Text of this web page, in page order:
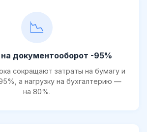
📉
документооборот -95%
сокращают затраты на бумагу и
а нагрузку на бухгалтерию —
на 80%.